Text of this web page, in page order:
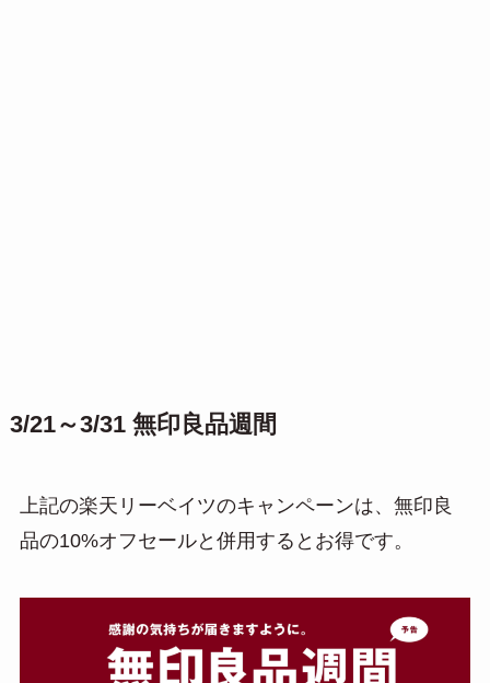
3/21～3/31 無印良品週間
上記の楽天リーベイツのキャンペーンは、無印良
品の10%オフセールと併用するとお得です。